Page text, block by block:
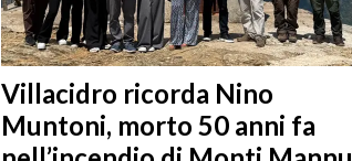
Villacidro ricorda Nino
Muntoni, morto 50 anni fa